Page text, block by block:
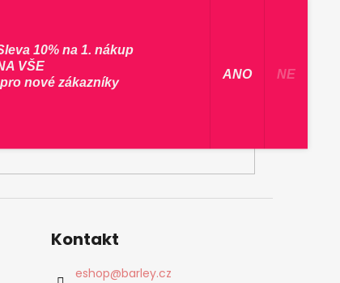
Kontakt
eshop@barley.cz
10% na 1. nákup
VŠE
nové zákazníky
​ ANO ​ NE